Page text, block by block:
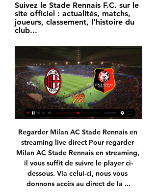
Suivez le Stade Rennais F.C. sur le
site officiel : actualités, matchs,
joueurs, classement, l'histoire du
club...
Regarder Milan AC Stade Rennais en
streaming live direct Pour regarder
Milan AC Stade Rennais en streaming,
il vous suffit de suivre le player ci-
dessous. Via celui-ci, nous vous
donnons accès au direct de la ...